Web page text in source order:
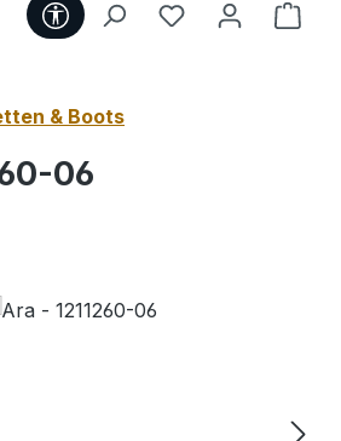
Werkzeugleiste anzeigen
Du hast 0
& Boots
06